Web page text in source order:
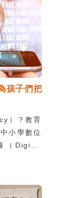
孩子們把
）？教育
小學數位
（Digital
，進行溝
數位科技